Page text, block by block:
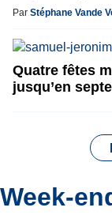
Par Stéphane Vande
Quatre fêtes
jusqu’en
Week-